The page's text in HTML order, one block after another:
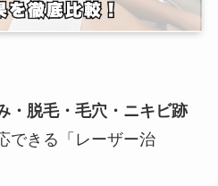
・脱毛・毛穴・ニキビ跡
できる「レーザー治